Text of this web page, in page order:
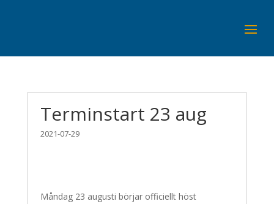
Terminstart 23 aug
2021-07-29
Måndag 23 augusti börjar officiellt höst